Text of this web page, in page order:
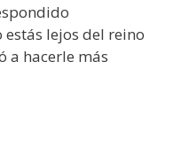
lejos del reino
a hacerle más